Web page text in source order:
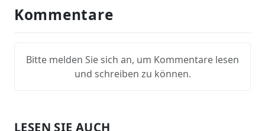
Kommentare
Bitte melden Sie sich an, um Kommentare lesen
und schreiben zu können.
LESEN SIE AUCH